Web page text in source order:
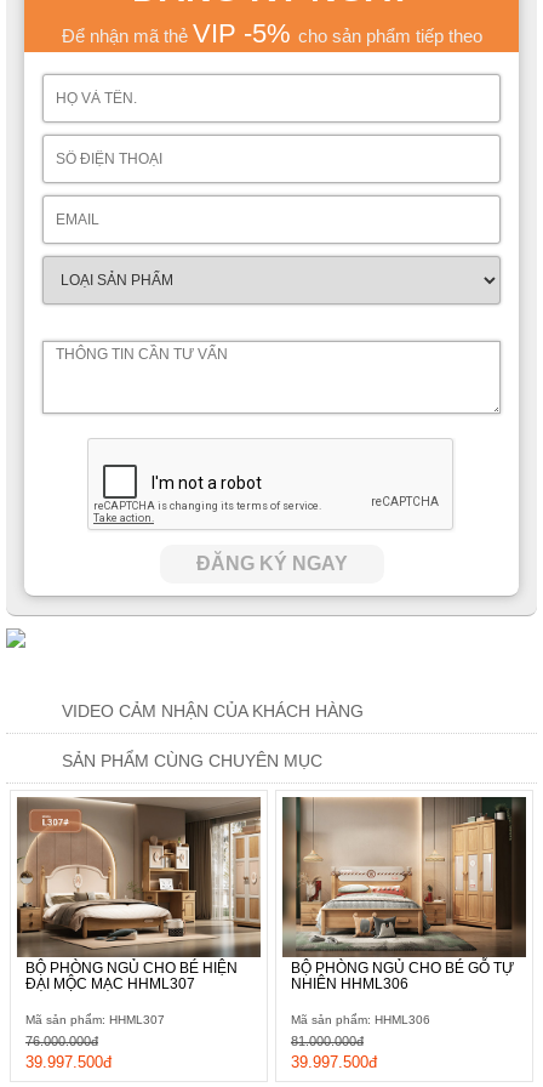
yếu thói quen ngăn nắp ngay từ nhỏ, Không chỉ thế, không gian
Để nhận mã thẻ VIP -5% cho sản phẩm tiếp theo
ĐĂNG KÝ NGAY
VIDEO CẢM NHẬN CỦA KHÁCH HÀNG
SẢN PHẨM CÙNG CHUYÊN MỤC
BỘ PHÒNG NGỦ CHO BÉ HIỆN
ĐẠI MỘC MẠC HHML307
Mã sản phẩm: HHML307
39.997.500đ
76.000.000đ
BỘ PHÒNG NGỦ CHO BÉ GỖ TỰ
NHIÊN HHML306
Mã sản phẩm: HHML306
39.997.500đ
81.000.000đ